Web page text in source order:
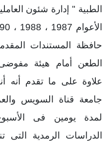
الطبية " إدارة شئون
حافظة المستندات
علاوة على ما تقدم أنه
جامعة قناة السويس
لمدة يومين فى
الدراسات الرمدية التى